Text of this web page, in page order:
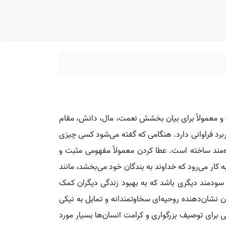
و معمولاً برای بیان بخشش نعمت، مال، دانش، مقام
فراوانی دارد. هنگامی که گفته می‌شود کسی چیزی
ساخته است. عطا کردن معمولاً مفهومی مثبت و
می‌رود که خداوند به بندگان خود می‌بخشد، مانند
دیگری باشد که به بهبود زندگی دیگران کمک
روحیه‌ای سخاوتمندانه و تمایل به نیکی
توصیف بزرگواری و کرامت انسان‌ها بسیار مورد